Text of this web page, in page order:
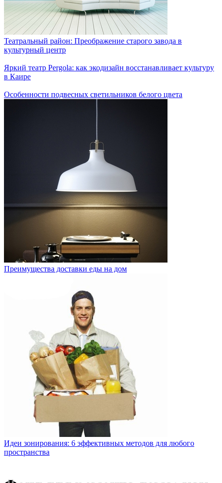
Театральный район: Преображение старого завода в
культурный центр
Яркий театр Pergola: как экодизайн восстанавливает культуру
в Каире
Особенности подвесных светильников белого цвета
Преимущества доставки еды на дом
Идеи зонирования: 6 эффективных методов для любого
пространства